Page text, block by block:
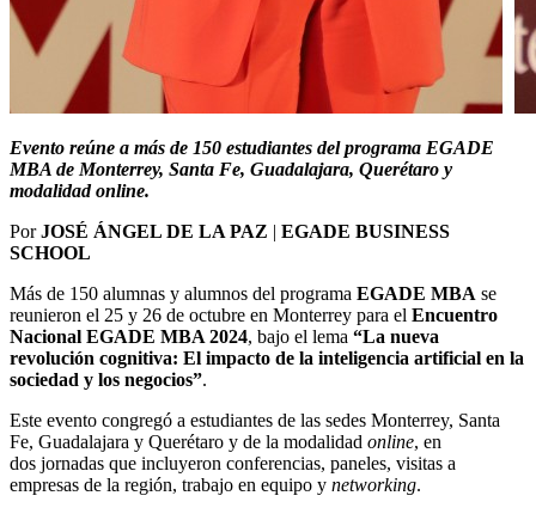
Evento reúne a más de 150 estudiantes del programa EGADE
MBA de Monterrey, Santa Fe, Guadalajara, Querétaro y
modalidad online.
PorJOSÉ ÁNGEL DE LA PAZ | EGADE BUSINESS
SCHOOL
Más de 150 alumnas y alumnos del programa EGADE MBA se
reunieron el 25 y 26 de octubre en Monterrey para el Encuentro
Nacional EGADE MBA 2024, bajo el lema “La nueva
revolución cognitiva: El impacto de la inteligencia artificial en la
sociedad y los negocios”.
Este evento congregó a estudiantes de las sedes Monterrey, Santa
Fe, Guadalajara y Querétaro y de la modalidad online, en
dos jornadas que incluyeron conferencias, paneles, visitas a
empresas de la región, trabajo en equipo y networking.